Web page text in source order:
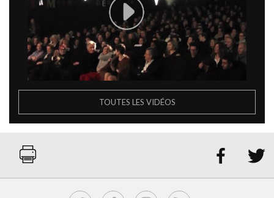
TOUTES LES VIDÉOS
 